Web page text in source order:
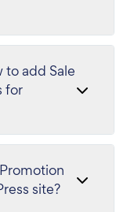
add Sale
for
site?